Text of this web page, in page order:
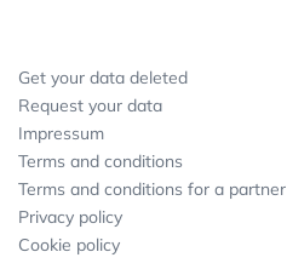
Get your data deleted
Request your data
Impressum
Terms and conditions
Terms and conditions for a partner
Privacy policy
Cookie policy